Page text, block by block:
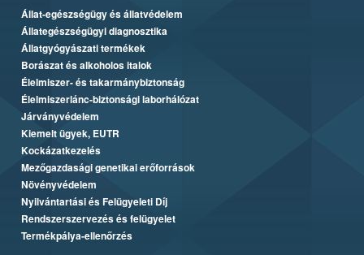
Állat-egészségügy és állatvédelem
Állategészségügyi diagnosztika
Állatgyógyászati termékek
Borászat és alkoholos italok
Élelmiszer- és takarmánybiztonság
Élelmiszerlánc-biztonsági laborhálózat
Járványvédelem
Kiemelt ügyek, EUTR
Kockázatkezelés
Mezőgazdasági genetikai erőforrások
Növényvédelem
Nyilvántartási és Felügyeleti Díj
Rendszerszervezés és felügyelet
Termékpálya-ellenőrzés